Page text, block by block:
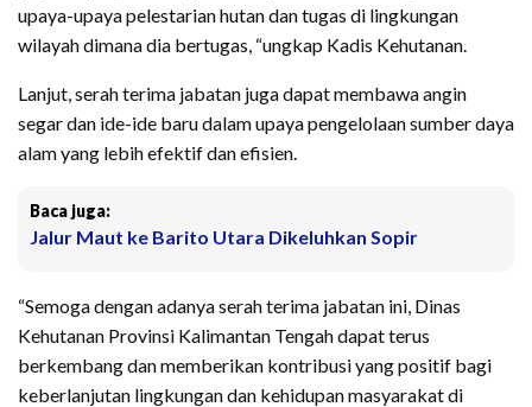
upaya-upaya pelestarian hutan dan tugas di lingkungan
wilayah dimana dia bertugas, “ungkap Kadis Kehutanan.
Lanjut, serah terima jabatan juga dapat membawa angin
segar dan ide-ide baru dalam upaya pengelolaan sumber daya
alam yang lebih efektif dan efisien.
Baca juga:
Jalur Maut ke Barito Utara Dikeluhkan Sopir
“Semoga dengan adanya serah terima jabatan ini, Dinas
Kehutanan Provinsi Kalimantan Tengah dapat terus
berkembang dan memberikan kontribusi yang positif bagi
keberlanjutan lingkungan dan kehidupan masyarakat di